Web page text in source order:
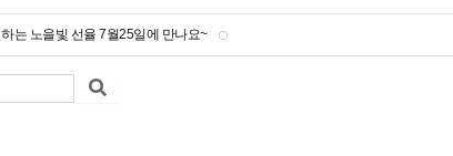
는 노을빛 선율 7월25일에 만나요~